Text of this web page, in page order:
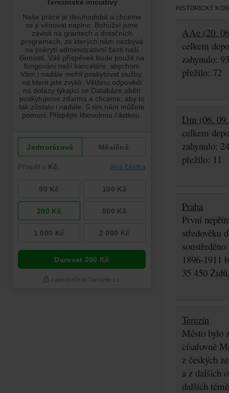
HISTORICKÝ
AAe (20.
celkem
zahynulo:
přežilo: 72
Dm (06.
celkem
zahynulo:
přežilo: 11
Praha
První
středověku
1896-1911
35 450
Terezín
Město bylo
císařovně
z českých
a z dalších
dalších